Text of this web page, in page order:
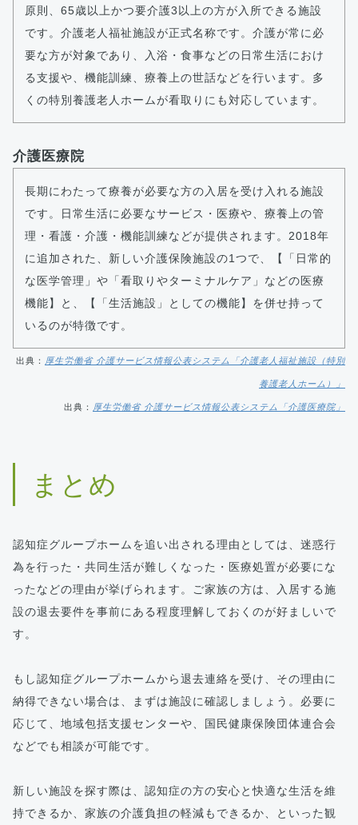
原則、65歳以上かつ要介護3以上の方が入所できる施設
です。介護老人福祉施設が正式名称です。介護が常に必
要な方が対象であり、入浴・食事などの日常生活におけ
る支援や、機能訓練、療養上の世話などを行います。多
くの特別養護老人ホームが看取りにも対応しています。
介護医療院
長期にわたって療養が必要な方の入居を受け入れる施設
です。日常生活に必要なサービス・医療や、療養上の管
理・看護・介護・機能訓練などが提供されます。2018年
に追加された、新しい介護保険施設の1つで、【「日常的
な医学管理」や「看取りやターミナルケア」などの医療
機能】と、【「生活施設」としての機能】を併せ持って
いるのが特徴です。
出典： 厚生労働省 介護サービス情報公表システム「介護老人福祉施設（特別
養護老人ホーム）」
出典： 厚生労働省 介護サービス情報公表システム「介護医療院」
まとめ
認知症グループホームを追い出される理由としては、迷惑行
為を行った・共同生活が難しくなった・医療処置が必要にな
ったなどの理由が挙げられます。ご家族の方は、入居する施
設の退去要件を事前にある程度理解しておくのが好ましいで
す。
もし認知症グループホームから退去連絡を受け、その理由に
納得できない場合は、まずは施設に確認しましょう。必要に
応じて、地域包括支援センターや、国民健康保険団体連合会
などでも相談が可能です。
新しい施設を探す際は、認知症の方の安心と快適な生活を維
持できるか、家族の介護負担の軽減もできるか、といった観